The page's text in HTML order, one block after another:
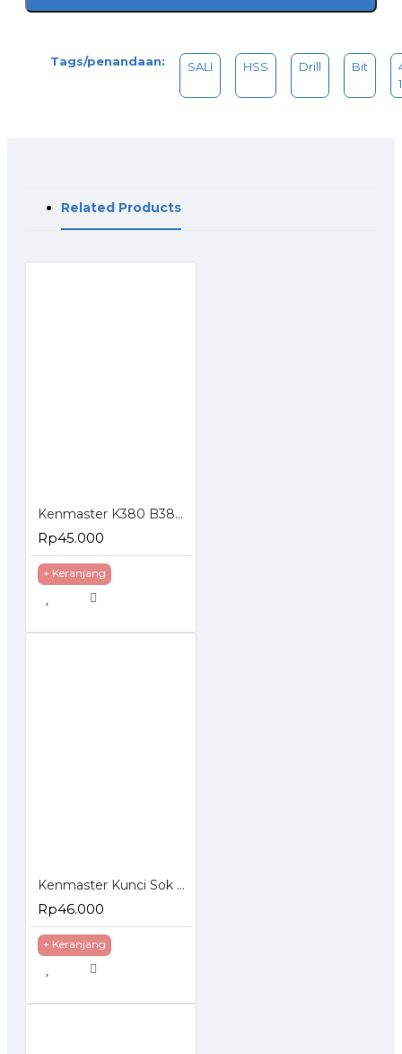
Tags/penandaan: SALI HSS Drill Bit
Related Products
Kenmaster K380 B380 Tool Box Kotak Perkakas
Rp45.000
+ Keranjang
Kenmaster Kunci Sok Set 40 Pcs
Rp46.000
+ Keranjang